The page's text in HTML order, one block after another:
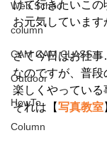
Web School
column
CAM CAM CLASS
Outdoor
HowTo
Column
けて行きたいこの
お元気しています
さて今日はお仕
なのですが、普段
楽しくやっている
それは【写真教室